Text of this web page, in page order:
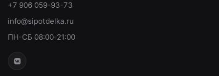
+7 906 059-93-73
info@sipotdelka.ru
ПН-СБ 08:00-21:00